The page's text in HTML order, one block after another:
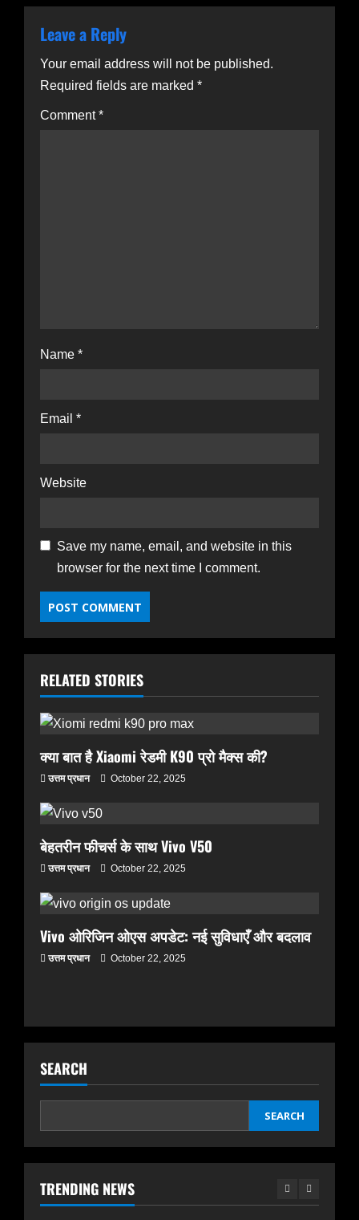
v
i
g
a
t
Leave a Reply
Your email address will not be published.
Required fields are marked *
Comment*
Name *
Email *
Website
Save my name, email, and website in this
browser for the next time I comment.
RELATED STORIES
टेक रुझान
क्या बात है Xiaomi रेडमी K90 प्रो मैक्स की?
उत्तम प्रधान October 22, 2025
बेहतरीन फीचर्स के साथ Vivo V50
उत्तम प्रधान October 22, 2025
Vivo ओरिजिन ओएस अपडेट: नई सुविधाएँ और बदलाव
उत्तम प्रधान October 22, 2025
SEARCH
SEARCH
TRENDING NEWS
2
हाम्रोध्वनि (नेपाली पत्रिका)
पंजुलाल गुरुङलाई हार्दिक श्रद्धाञ्जली
November 24, 2025
3
हाम्रोध्वनि (नेपाली पत्रिका)
November 23, 2025
प्रा. गोपीनारायण प्रधानलाई हाम्रो
श्रद्धाञ्जली
November 23, 2025
हाम्रोध्वनि (नेपाली पत्रिका)
लीलबहादुर क्षत्री : व्यक्तित्व र कृतित्व
हाम्रोध्वनि (नेपाली पत्रिका)
समन्वयकी साँघु गीता उपाध्यायलाई
August 5, 2026
2
पंजुलाल गुरुङलाई हार्दिक श्रद्धाञ्जली